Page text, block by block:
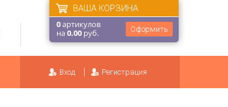
Оформить
ВАША КОРЗИНА
0артикулов
на0.00 руб.
Вход Регистрация